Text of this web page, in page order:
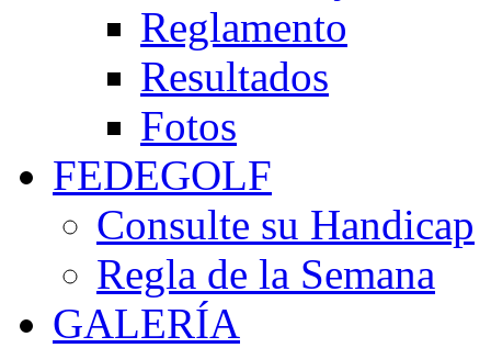
Reglamento
Resultados
Fotos
FEDEGOLF
Consulte su Handicap
Regla de la Semana
GALERÍA